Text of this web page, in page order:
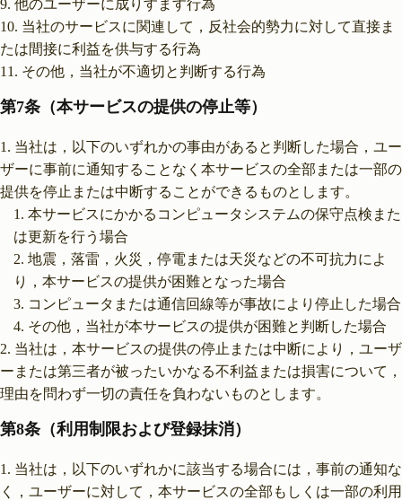
他のユーザーに成りすます行為
当社のサービスに関連して，反社会的勢力に対して直接ま
たは間接に利益を供与する行為
その他，当社が不適切と判断する行為
第7条（本サービスの提供の停止等）
当社は，以下のいずれかの事由があると判断した場合，ユー
ザーに事前に通知することなく本サービスの全部または一部の
提供を停止または中断することができるものとします。
本サービスにかかるコンピュータシステムの保守点検また
は更新を行う場合
地震，落雷，火災，停電または天災などの不可抗力によ
り，本サービスの提供が困難となった場合
コンピュータまたは通信回線等が事故により停止した場合
その他，当社が本サービスの提供が困難と判断した場合
当社は，本サービスの提供の停止または中断により，ユーザ
ーまたは第三者が被ったいかなる不利益または損害について，
理由を問わず一切の責任を負わないものとします。
第8条（利用制限および登録抹消）
当社は，以下のいずれかに該当する場合には，事前の通知な
く，ユーザーに対して，本サービスの全部もしくは一部の利用